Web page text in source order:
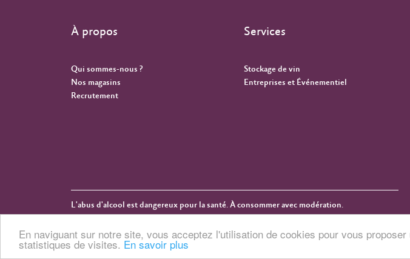
En naviguant sur notre site, vous acceptez l'utilisation de cookies pour vous
statistiques de visites. En savoir plus
À propos
Qui sommes-nous ?
Nos magasins
Recrutement
Services
Stockage de vin
Entreprises et Événementiel
L'abus d'alcool est dangereux pour la santé. À consommer avec modération.